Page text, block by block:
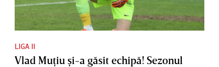
LIGA II
Vlad Muţiu şi-a găsit echipă! Sezonul